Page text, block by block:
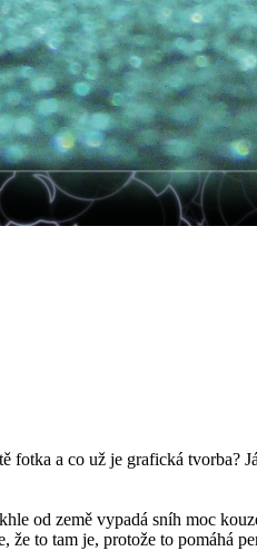
a co už je grafická
od země vypadá sníh moc
to tam je, protože to pomáhá